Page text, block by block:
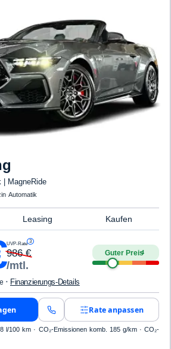
| MagneRide
·Automatik
Leasing Kaufen
UVP-Rate 3
986€
/mtl.
Guter Preis4
· Finanzierungs-Details
Rate anpassen
l/100 km · CO₂-Emissionen komb. 185 g/km · CO₂-